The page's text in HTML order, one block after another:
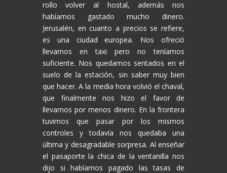
rollo volver al hostal, además nos
habíamos gastado mucho dinero.
Jerusalén, en cuanto a precios se refiere,
es una ciudad europea. Nos ofreció
llevarnos en taxi pero no teníamos
suficiente. Nos quedamos sentados en el
suelo de la estación, sin saber muy bien
que hacer. A la media hora volvió el chaval,
que finalmente nos hizo el favor de
llevarnos por menos dinero. En la frontera
tuvimos que pasar por los mismos
controles y todavía nos quedaba una
última y desagradable sorpresa. Al enseñar
el pasaporte la chica de la ventanilla nos
dijo si habíamos pagado las tasas de